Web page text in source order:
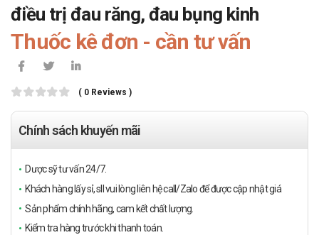
điều trị đau răng, đau bụng kinh
Thuốc kê đơn - cần tư vấn
( 0 Reviews )
Chính sách khuyến mãi
Dược sỹ tư vấn 24/7.
Khách hàng lấy sỉ, sll vui lòng liên hệ call/Zalo để được cập nhật giá
Sản phẩm chính hãng, cam kết chất lượng.
Kiểm tra hàng trước khi thanh toán.